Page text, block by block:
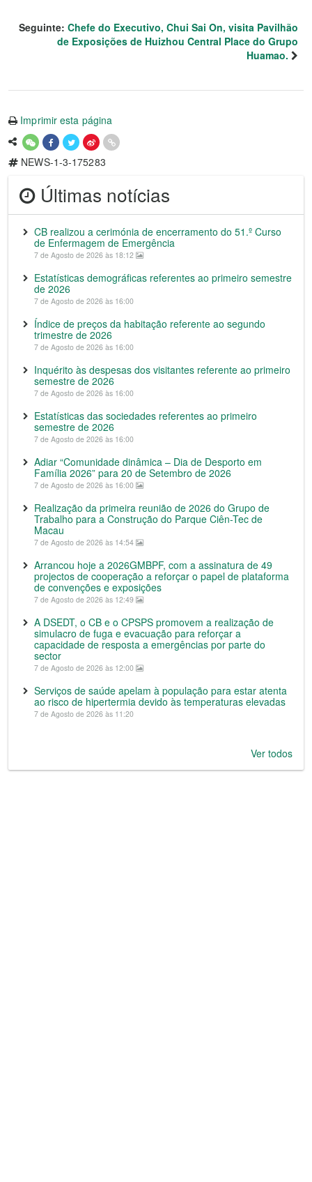
Seguinte: Chefe do Executivo, Chui Sai On, visita Pavilhão
de Exposições de Huizhou Central Place do Grupo
Huamao.
Imprimir esta página
NEWS-1-3-175283
Últimas notícias
CB realizou a cerimónia de encerramento do 51.º Curso
de Enfermagem de Emergência
7 de Agosto de 2026 às 18:12
Estatísticas demográficas referentes ao primeiro semestre
de 2026
7 de Agosto de 2026 às 16:00
Índice de preços da habitação referente ao segundo
trimestre de 2026
7 de Agosto de 2026 às 16:00
Inquérito às despesas dos visitantes referente ao primeiro
semestre de 2026
7 de Agosto de 2026 às 16:00
Estatísticas das sociedades referentes ao primeiro
semestre de 2026
7 de Agosto de 2026 às 16:00
Adiar “Comunidade dinâmica – Dia de Desporto em
Família 2026” para 20 de Setembro de 2026
7 de Agosto de 2026 às 16:00
Realização da primeira reunião de 2026 do Grupo de
Trabalho para a Construção do Parque Ciên-Tec de
Macau
7 de Agosto de 2026 às 14:54
Arrancou hoje a 2026GMBPF, com a assinatura de 49
projectos de cooperação a reforçar o papel de plataforma
de convenções e exposições
7 de Agosto de 2026 às 12:49
A DSEDT, o CB e o CPSPS promovem a realização de
simulacro de fuga e evacuação para reforçar a
capacidade de resposta a emergências por parte do
sector
7 de Agosto de 2026 às 12:00
Serviços de saúde apelam à população para estar atenta
ao risco de hipertermia devido às temperaturas elevadas
7 de Agosto de 2026 às 11:20
Ver todos